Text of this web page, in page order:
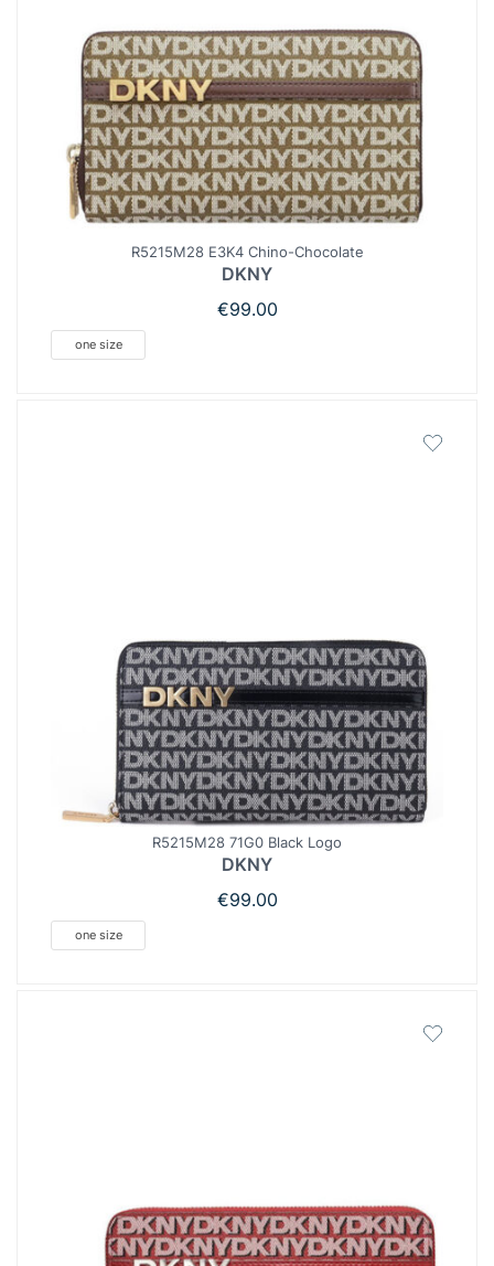
R5215M28 E3K4 Chino-Chocolate
DKNY
€99.00
one size
R5215M28 71G0 Black Logo
DKNY
€99.00
one size